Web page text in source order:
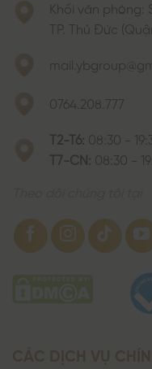
Khối văn phòng:
TP. Thủ Đức
0764.208.777
T2-T6: 08:30 -
T7-CN: 08:30 -